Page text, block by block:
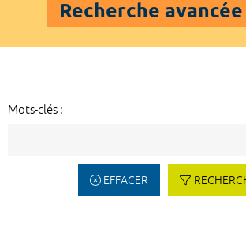
Recherche avancée
Mots-clés :
EFFACER